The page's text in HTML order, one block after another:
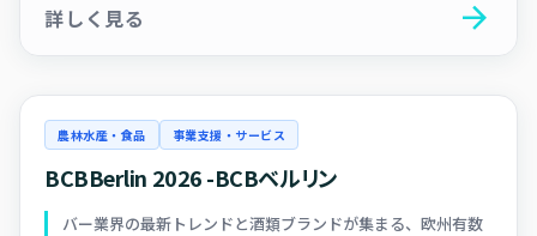
詳しく見る arrow_forward
農林水産・食品 事業支援・サービス
BCBBerlin 2026 -BCBベルリン
バー業界の最新トレンドと酒類ブランドが集まる、欧州有数